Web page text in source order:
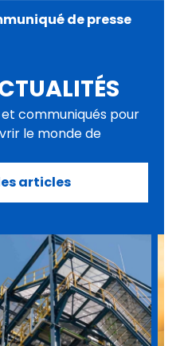
de presse
communiqués pour
le monde de
articles